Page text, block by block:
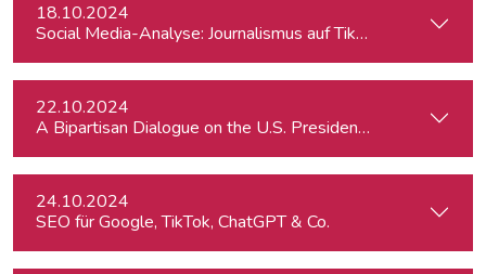
18.10.2024
Social Media-Analyse: Journalismus auf TikTok
22.10.2024
A Bipartisan Dialogue on the U.S. Presidential Elections:
24.10.2024
SEO für Google, TikTok, ChatGPT & Co.